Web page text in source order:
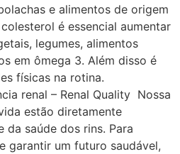
e alimentos de origem
é essencial aumentar
legumes, alimentos
em ômega 3. Além disso é
físicas na rotina.
renal – Renal Quality Nossa
estão diretamente
da saúde dos rins. Para
garantir um futuro saudável,